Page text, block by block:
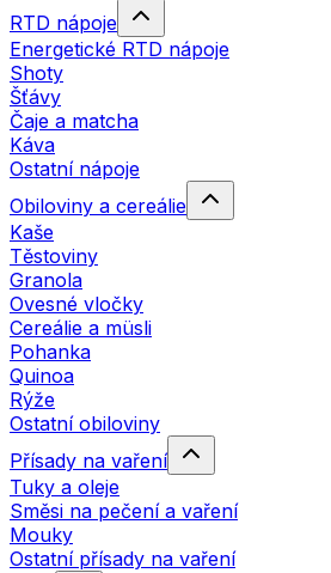
RTD nápoje
Energetické RTD nápoje
Shoty
Šťávy
Čaje a matcha
Káva
Ostatní nápoje
Obiloviny a cereálie
Kaše
Těstoviny
Granola
Ovesné vločky
Cereálie a müsli
Pohanka
Quinoa
Rýže
Ostatní obiloviny
Přísady na vaření
Tuky a oleje
Směsi na pečení a vaření
Mouky
Ostatní přísady na vaření